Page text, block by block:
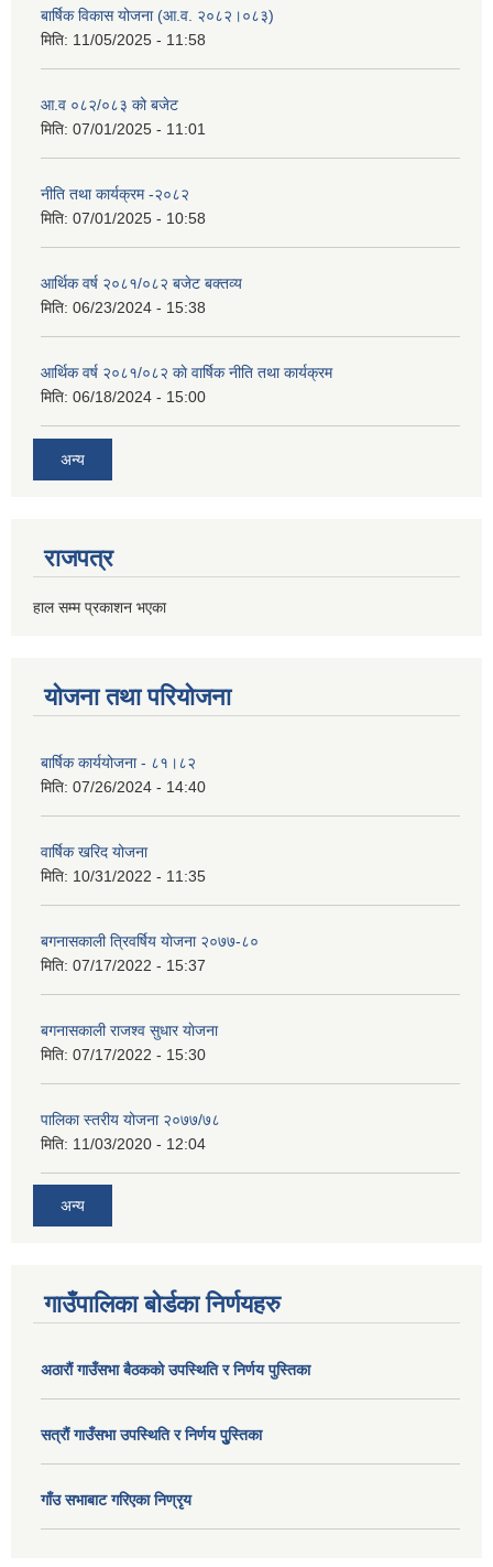
बार्षिक विकास योजना (आ.व. २०८२।०८३)
मिति: 11/05/2025 - 11:58
आ.व ०८२/०८३ को बजेट
मिति: 07/01/2025 - 11:01
नीति तथा कार्यक्रम -२०८२
मिति: 07/01/2025 - 10:58
आर्थिक वर्ष २०८१/०८२ बजेट बक्तव्य
मिति: 06/23/2024 - 15:38
आर्थिक वर्ष २०८१/०८२ काे वार्षिक नीति तथा कार्यक्रम
मिति: 06/18/2024 - 15:00
अन्य
राजपत्र
हाल सम्म प्रकाशन भएका
योजना तथा परियोजना
बार्षिक कार्ययोजना - ८१।८२
मिति: 07/26/2024 - 14:40
वार्षिक खरिद योजना
मिति: 10/31/2022 - 11:35
बगनासकाली त्रिवर्षिय याेजना २०७७-८०
मिति: 07/17/2022 - 15:37
बगनासकाली राजश्व सुधार याेजना
मिति: 07/17/2022 - 15:30
पालिका स्तरीय योजना २०७७/७८
मिति: 11/03/2020 - 12:04
अन्य
गाउँपालिका बोर्डका निर्णयहरु
अठाराैं गाउँसभा बैठकको उपस्थिति र निर्णय पुस्तिका
सत्राैं गाउँसभा उपस्थिति र निर्णय पुु्स्तिका
गाँउ सभाबाट गरिएका निण्रृय